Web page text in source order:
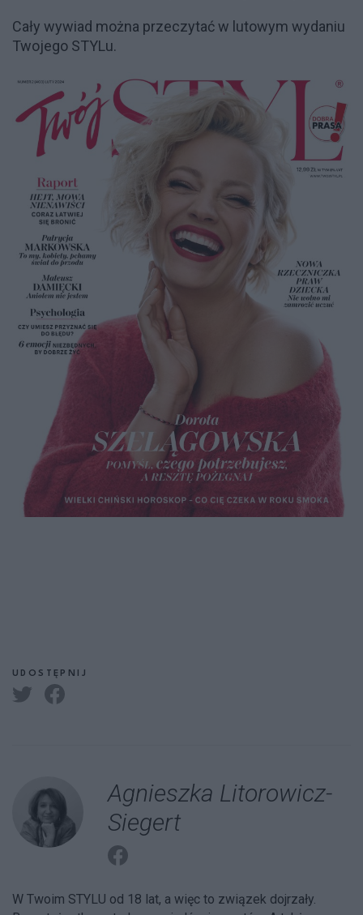
Cały wywiad można przeczytać w lutowym wydaniu
Twojego STYLu.
UDOSTĘPNIJ
Agnieszka Litorowicz-
Siegert
W Twoim STYLU od 18 lat, a więc to związek dojrzały.